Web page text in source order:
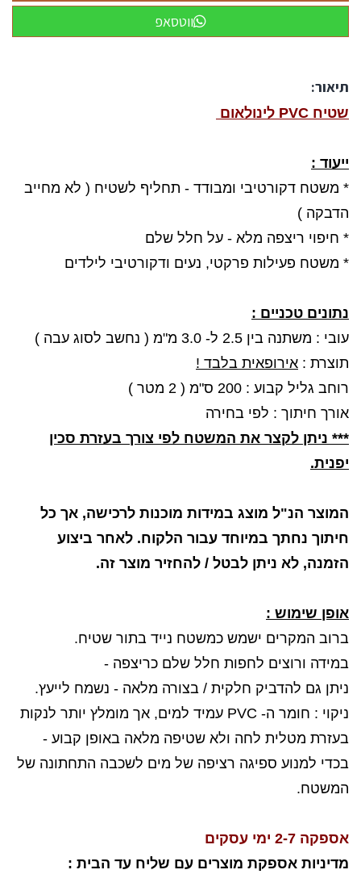
ווטסאפ
תיאור:
שטיח PVC לינולאום
ייעוד :
* משטח דקורטיבי ומבודד - תחליף לשטיח ( לא מחייב
הדבקה )
* חיפוי ריצפה מלא - על חלל שלם
* משטח פעילות פרקטי, נעים ודקורטיבי לילדים
נתונים טכניים :
עובי : משתנה בין 2.5 ל- 3.0 מ"מ ( נחשב לסוג עבה )
תוצרת : אירופאית בלבד !
רוחב גליל קבוע : 200 ס"מ ( 2 מטר )
אורך חיתוך : לפי בחירה
*** ניתן לקצר את המשטח לפי צורך בעזרת סכין
יפנית.
המוצר הנ"ל מוצג במידות מוכנות לרכישה, אך כל
חיתוך נחתך במיוחד עבור הלקוח. לאחר ביצוע
הזמנה, לא ניתן לבטל / להחזיר מוצר זה.
אופן שימוש :
ברוב המקרים ישמש כמשטח נייד בתור שטיח.
במידה ורוצים לחפות חלל שלם כריצפה -
ניתן גם להדביק חלקית / בצורה מלאה - נשמח לייעץ.
ניקוי : חומר ה- PVC עמיד למים, אך מומלץ יותר לנקות
בעזרת מטלית לחה ולא שטיפה מלאה באופן קבוע -
בכדי למנוע ספיגה רציפה של מים לשכבה התחתונה של
המשטח.
אספקה 2-7 ימי עסקים
מדיניות אספקת מוצרים עם שליח עד הבית :